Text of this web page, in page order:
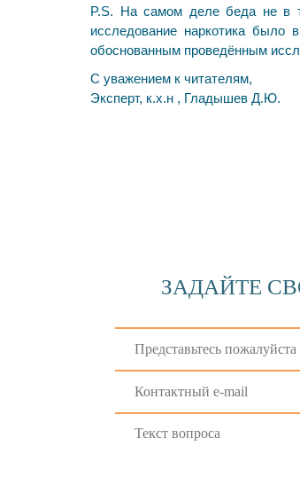
P.S. На самом деле беда не в
исследование наркотика было
обоснованным проведённым
С уважением к читателям,
Эксперт, к.х.н , Гладышев Д.Ю.
ЗАДАЙТЕ